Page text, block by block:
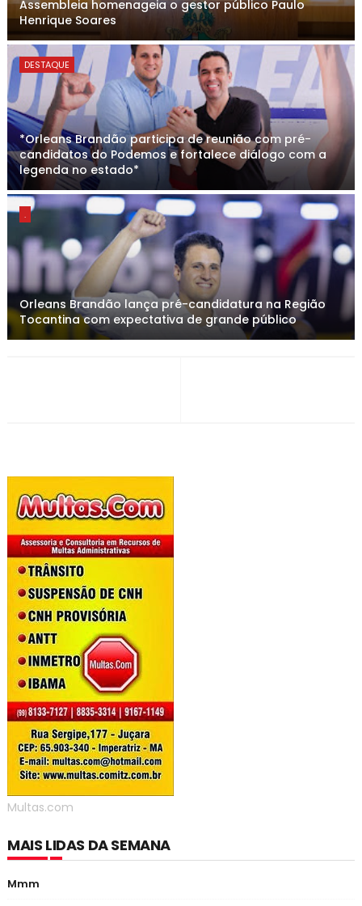
Assembleia homenageia o gestor público Paulo
Henrique Soares
DESTAQUE
*Orleans Brandão participa de reunião com pré-
candidatos do Podemos e fortalece diálogo com a
legenda no estado*
.
Orleans Brandão lança pré-candidatura na Região
Tocantina com expectativa de grande público
Multas.com
MAIS LIDAS DA SEMANA
Mmm